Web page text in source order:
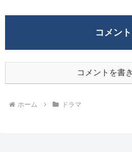
コメント
コメントを書
ホーム ドラマ